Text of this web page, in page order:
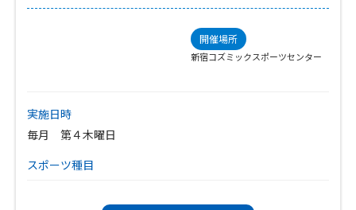
―
開催場所
新宿コズミックスポーツセンター
実施日時
毎月 第４木曜日
スポーツ種目